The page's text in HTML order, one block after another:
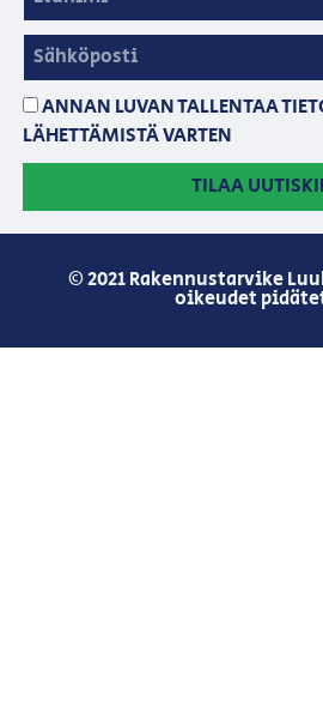
ANNAN LUVAN TALLENTAA
LÄHETTÄMISTÄ VARTEN
TILAA
© 2021 Rakennustarvike
oikeudet